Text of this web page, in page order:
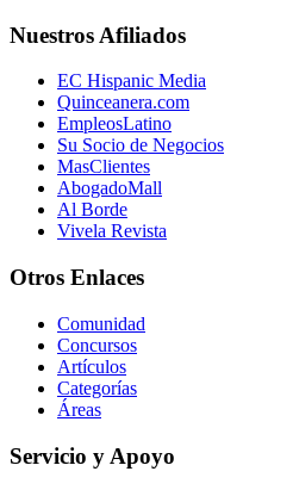
Nuestros Afiliados
EC Hispanic Media
Quinceanera.com
EmpleosLatino
Su Socio de Negocios
MasClientes
AbogadoMall
Al Borde
Vivela Revista
Otros Enlaces
Comunidad
Concursos
Artículos
Categorías
Áreas
Servicio y Apoyo